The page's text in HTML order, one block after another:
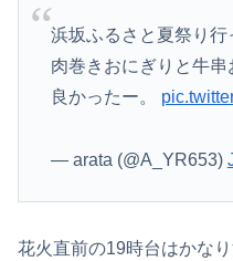
浜坂ふるさと夏祭り行
肉巻きおにぎりと牛
良かったー。
— arata (@A_YR653)
花火直前の19時台はかな